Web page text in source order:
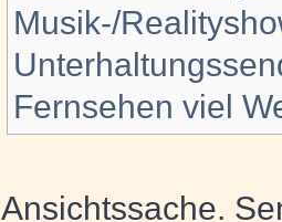
Musik-/
Fernsehen viel
Ansichtssache.